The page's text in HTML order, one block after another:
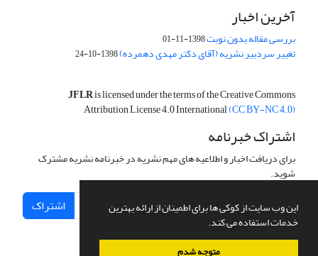
این وب سایت از کوکی ها برای اطمینان از ارائه بهترین
خدمات استفاده می کند.
متوجه شدم
آخرین اخبار
بررسی مقاله بدون نوبت1398-11-01
تغییر سردبیر نشریه (آقای دکتر مهدی دهمرده)1398-10-24
JFLRis licensed under the terms of the Creative Commons
Attribution License 4.0 International(CC BY-NC 4.0)
اشتراک خبرنامه
برای دریافت اخبار و اطلاعیه های مهم نشریه در خبرنامه نشریه مشترک
شوید.
اشتراک